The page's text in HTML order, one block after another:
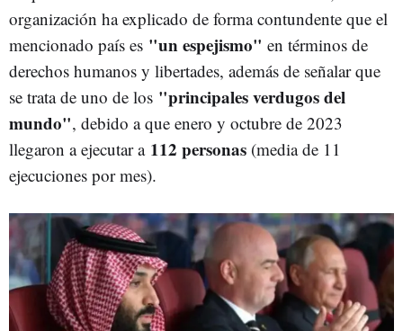
organización ha explicado de forma contundente que el
mencionado país es "un espejismo" en términos de
derechos humanos y libertades, además de señalar que
se trata de uno de los "principales verdugos del
mundo", debido a que enero y octubre de 2023
llegaron a ejecutar a 112 personas (media de 11
ejecuciones por mes).